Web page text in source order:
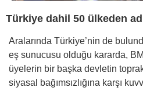
Türkiye dahil 50 ülkeden
Aralarında Türkiye’nin de
eş sunucusu olduğu kararda,
üyelerin bir başka devletin
siyasal bağımsızlığına karşı